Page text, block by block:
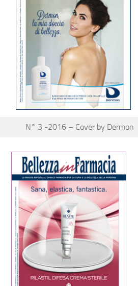
N° 3 -2016 – Cover by Dermon